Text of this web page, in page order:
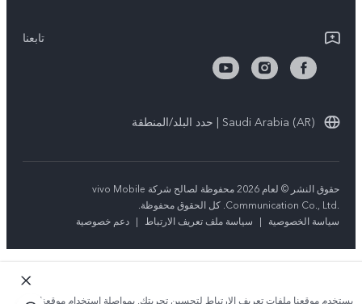
بيان الخصوصية بشأن خدمة العملاء
تنزيل جداول LUT لاستعادة السجل
الأخبار تابعنا
Saudi Arabia (AR) | حدد البلد/المنطقة
حقوق النشر © لعام 2026 محفوظة لصالح شركة vivo Mobile
Communication Co., Ltd.‎. كل الحقوق محفوظة.
سياسة الخصوصية
| سياسة ملف تعريف الارتباط | دعم خصوصية
يستخدم موقعنا ملفات تعريف الارتباط لتحسين تجربتك. بمواصلة استخدام موقعنا؛